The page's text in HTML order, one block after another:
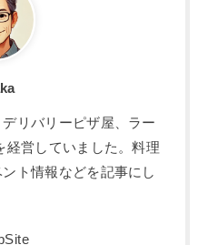
リバリーピザ屋、ラー
経営していました。料理
ト情報などを記事にし